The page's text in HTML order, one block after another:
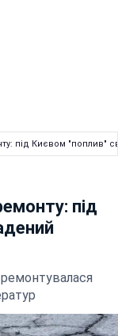
під Києвом "поплив"
під